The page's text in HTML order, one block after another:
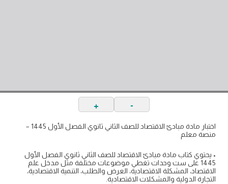
-
+
اختبار مادة مبادئ الاقتصاد للصف الثاني ثانوي الفصل الأول 1445 –
منصة معلم
• يحتوي كتاب مادة مبادئ الاقتصاد للصف الثاني ثانوي الفصل الأول
1445 على ست وحدات تغطي موضوعات مختلفة مثل مدخل علم
الاقتصاد، المشكلة الاقتصادية، العرض والطلب، التنمية الاقتصادية،
التجارة الدولية والمشكلات الاقتصادية.